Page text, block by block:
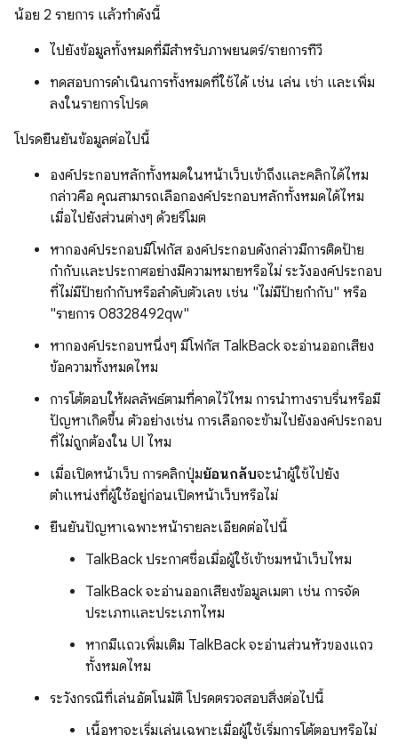
น้อย 2 รายการ แล้วทำดังนี้
ไปยังข้อมูลทั้งหมดที่มีสำหรับภาพยนตร์/รายการทีวี
ทดสอบการดำเนินการทั้งหมดที่ใช้ได้ เช่น เล่น เช่า และเพิ่ม
ลงในรายการโปรด
โปรดยืนยันข้อมูลต่อไปนี้
องค์ประกอบหลักทั้งหมดในหน้าเว็บเข้าถึงและคลิกได้ไหม
กล่าวคือ คุณสามารถเลือกองค์ประกอบหลักทั้งหมดได้ไหม
เมื่อไปยังส่วนต่างๆ ด้วยรีโมต
หากองค์ประกอบมีโฟกัส องค์ประกอบดังกล่าวมีการติดป้าย
กำกับและประกาศอย่างมีความหมายหรือไม่ ระวังองค์ประกอบ
ที่ไม่มีป้ายกำกับหรือลําดับตัวเลข เช่น "ไม่มีป้ายกํากับ" หรือ
"รายการ 08328492qw"
หากองค์ประกอบหนึ่งๆ มีโฟกัส TalkBack จะอ่านออกเสียง
ข้อความทั้งหมดไหม
การโต้ตอบให้ผลลัพธ์ตามที่คาดไว้ไหม การนำทางราบรื่นหรือมี
ปัญหาเกิดขึ้น ตัวอย่างเช่น การเลือกจะข้ามไปยังองค์ประกอบ
ที่ไม่ถูกต้องใน UI ไหม
เมื่อเปิดหน้าเว็บ การคลิกปุ่มย้อนกลับจะนำผู้ใช้ไปยัง
ตำแหน่งที่ผู้ใช้อยู่ก่อนเปิดหน้าเว็บหรือไม่
ยืนยันปัญหาเฉพาะหน้ารายละเอียดต่อไปนี้
TalkBack ประกาศชื่อเมื่อผู้ใช้เข้าชมหน้าเว็บไหม
TalkBack จะอ่านออกเสียงข้อมูลเมตา เช่น การจัด
ประเภทและประเภทไหม
หากมีแถวเพิ่มเติม TalkBack จะอ่านส่วนหัวของแถว
ทั้งหมดไหม
ระวังกรณีที่เล่นอัตโนมัติ โปรดตรวจสอบสิ่งต่อไปนี้
เนื้อหาจะเริ่มเล่นเฉพาะเมื่อผู้ใช้เริ่มการโต้ตอบหรือไม่